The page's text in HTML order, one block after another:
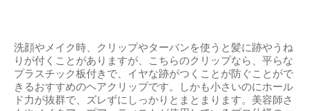
洗顔やメイク時、クリップやターバンを使うと髪に跡やうね
りが付くことがありますが、こちらのクリップなら、平らな
プラスチック板付きで、イヤな跡がつくことが防ぐことがで
きるおすすめのヘアクリップです。しかも小さいのにホール
ド力が抜群で、ズレずにしっかりとまとまります。美容師さ